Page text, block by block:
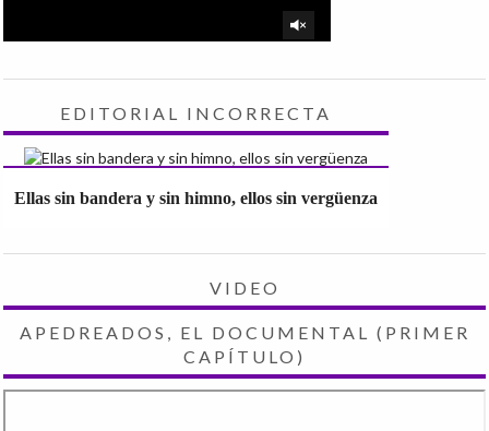
EDITORIAL INCORRECTA
Ellas sin bandera y sin himno, ellos sin vergüenza
VIDEO
APEDREADOS, EL DOCUMENTAL (PRIMER
CAPÍTULO)